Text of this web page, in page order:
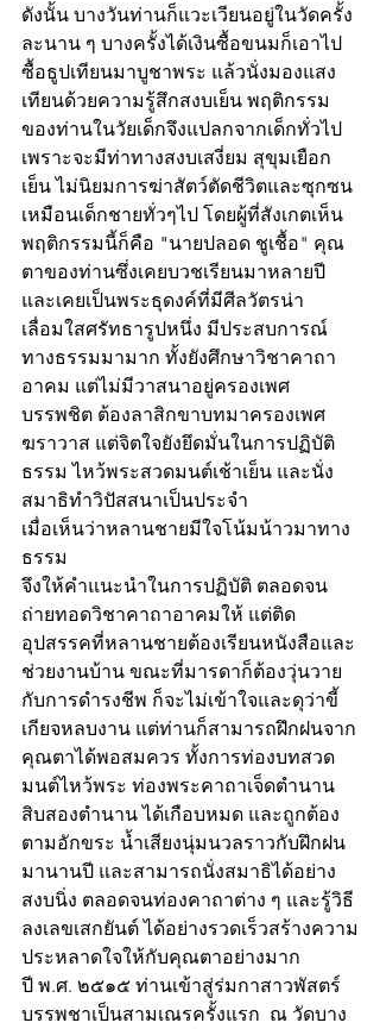
ดังนั้น บางวันท่านก็แวะเวียนอยู่ในวัดครั้ง
ละนาน ๆ บางครั้งได้เงินซื้อขนมก็เอาไป
ซื้อธูปเทียนมาบูชาพระ แล้วนั่งมองแสง
เทียนด้วยความรู้สึกสงบเย็น พฤติกรรม
ของท่านในวัยเด็กจึงแปลกจากเด็กทั่วไป
เพราะจะมีท่าทางสงบเสงี่ยม สุขุมเยือก
เย็น ไม่นิยมการฆ่าสัตว์ตัดชีวิตและซุกซน
เหมือนเด็กชายทั่วๆไป โดยผู้ที่สังเกตเห็น
พฤติกรรมนี้ก็คือ "นายปลอด ชูเชื้อ" คุณ
ตาของท่านซึ่งเคยบวชเรียนมาหลายปี
และเคยเป็นพระธุดงค์ที่มีศีลวัตรน่า
เลื่อมใสศรัทธารูปหนึ่ง มีประสบการณ์
ทางธรรมมามาก ทั้งยังศึกษาวิชาคาถา
อาคม แต่ไม่มีวาสนาอยู่ครองเพศ
บรรพชิต ต้องลาสิกขาบทมาครองเพศ
ฆราวาส แต่จิตใจยังยึดมั่นในการปฏิบัติ
ธรรม ไหว้พระสวดมนต์เช้าเย็น และนั่ง
สมาธิทำวิปัสสนาเป็นประจำ
เมื่อเห็นว่าหลานชายมีใจโน้มน้าวมาทาง
ธรรม
จึงให้คำแนะนำในการปฏิบัติ ตลอดจน
ถ่ายทอดวิชาคาถาอาคมให้ แต่ติด
อุปสรรคที่หลานชายต้องเรียนหนังสือและ
ช่วยงานบ้าน ขณะที่มารดาก็ต้องวุ่นวาย
กับการดำรงชีพ ก็จะไม่เข้าใจและดุว่าขี้
เกียจหลบงาน แต่ท่านก็สามารถฝึกฝนจาก​
คุณตาได้พอสมควร ทั้งการท่องบทสวด
มนต์ไหว้พระ ท่องพระคาถาเจ็ดตำนาน
สิบสองตำนาน ได้เกือบหมด และถูกต้อง
ตามอักขระ น้ำเสียงนุ่มนวลราวกับฝึกฝน
มานานปี และสามารถนั่งสมาธิได้อย่าง
สงบนิ่ง ตลอดจนท่องคาถาต่าง ๆ และรู้วิธี
ลงเลขเสกยันต์ ได้อย่างรวดเร็วสร้างความ
ประหลาดใจให้กับคุณตาอย่างมาก
ปี พ.ศ. ๒๕๑๕ ท่าน​เข้าสู่ร่มกาสาวพัสตร์
บรรพชาเป็นสามเณรครั้งแรก  ณ วัดบาง